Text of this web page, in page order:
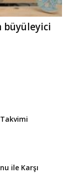
büyüleyici
Takvimi
ile Karşı